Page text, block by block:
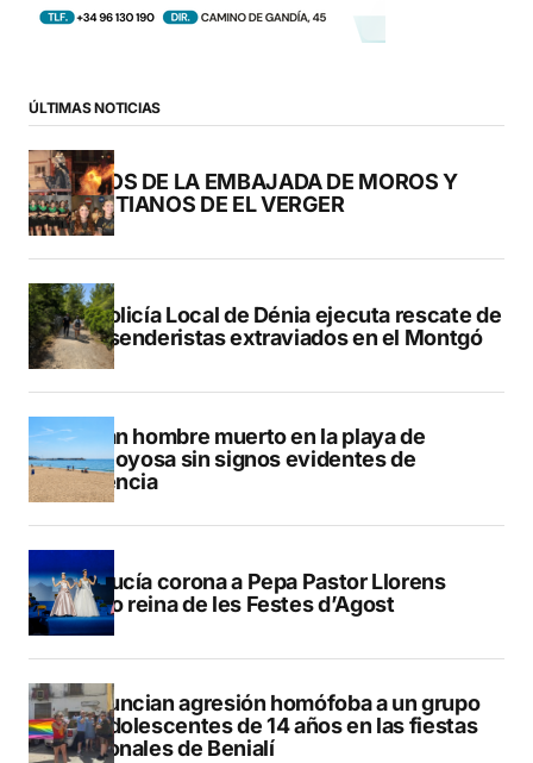
ÚLTIMAS NOTICIAS
FOTOS DE LA EMBAJADA DE MOROS Y
CRISTIANOS DE EL VERGER
La Policía Local de Dénia ejecuta rescate de
dos senderistas extraviados en el Montgó
Hallan hombre muerto en la playa de
Villajoyosa sin signos evidentes de
violencia
La Nucía corona a Pepa Pastor Llorens
como reina de les Festes d’Agost
Denuncian agresión homófoba a un grupo
de adolescentes de 14 años en las fiestas
patronales de Benialí